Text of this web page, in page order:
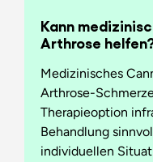
Kann
Arthrose
Medizinisches
Arthrose-
Therapieoption
Behandlung
individuellen